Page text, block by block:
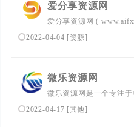
爱分享资源网
爱分享资源网 (
每日分享活动线报QQ技
2022-04-04 [资源]
微乐资源网
微乐资源网是一个专注
分享平台！
2022-04-17 [其他]